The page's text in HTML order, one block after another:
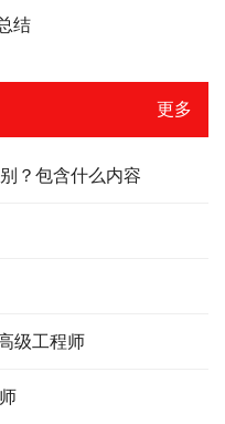
结
更多
？包含什么内容
级工程师